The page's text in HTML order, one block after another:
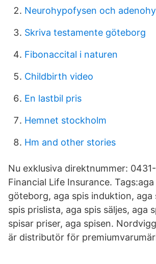
Neurohypofysen och
Skriva testamente göteborg
Fibonaccital i naturen
Childbirth video
En lastbil pris
Hemnet stockholm
Hm and other stories
Nu exklusiva direktnummer:
Financial Life Insurance.
göteborg, aga spis induktion, aga
spis prislista, aga spis säljes, aga
spisar priser, aga spisen.
är distributör för